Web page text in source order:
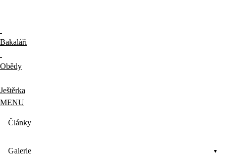
Bakaláři
Obědy
Ještěrka
MENU
Články
Galerie